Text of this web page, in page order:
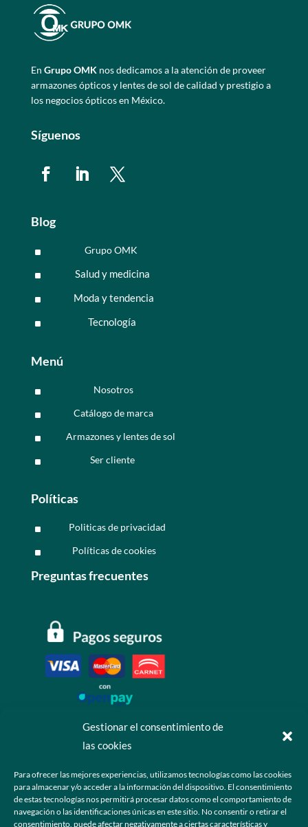
Gestionar el consentimiento de
las cookies
Para ofrecer las mejores experiencias, utilizamos tecnologías como las cookies
para almacenar y/o acceder a la información del dispositivo. El consentimiento
de estas tecnologías nos permitirá procesar datos como el comportamiento de
navegación o las identificaciones únicas en este sitio. No consentir o retirar el
consentimiento, puede afectar negativamente a ciertas características y
En Grupo OMKnos dedicamos a la atención de proveer
armazones ópticos y lentes de sol de calidad y prestigio a
los negocios ópticos en México.
Síguenos
Blog
^ Grupo OMK
^ Salud y medicina
^ Moda y tendencia
^ Tecnología
Menú
^ Nosotros
^ Catálogo de marca
^ Armazones y lentes de sol
^ Ser cliente
Políticas
^ Politicas de privacidad
^ Políticas de cookies
Preguntas frecuentes
 +52 55 6173 7725 (Ventas)
 hola@grupo-omk.com